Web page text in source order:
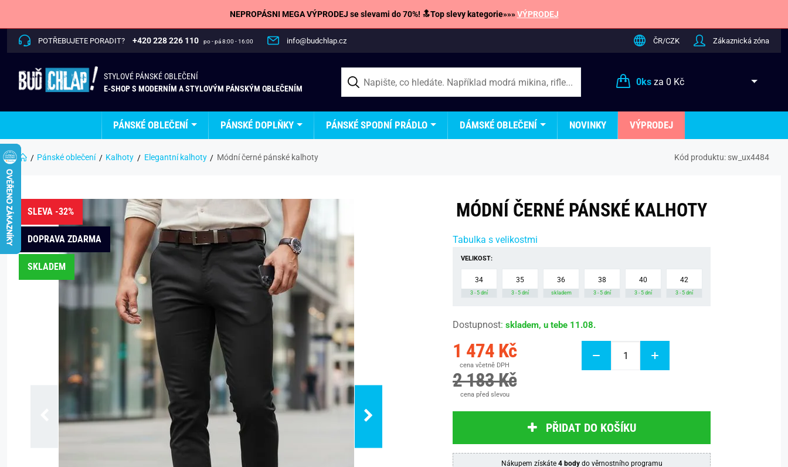
NEPROPÁSNI MEGA VÝPRODEJ se slevami do 70%! 🔝Top slevy kategorie»»»VÝPRODEJ
POTŘEBUJETE PORADIT? +420 228 226 110 po - pá 8:00 - 16:00 info@budchlap.cz ČR/CZK Zákaznická zóna
STYLOVÉ PÁNSKÉ OBLEČENÍ
E-SHOP S MODERNÍM A STYLOVÝM PÁNSKÝM OBLEČENÍM
0ksza 0 Kč
PÁNSKÉ OBLEČENÍ PÁNSKÉ DOPLŇKY PÁNSKÉ SPODNÍ PRÁDLO DÁMSKÉ OBLEČENÍ NOVINKY VÝPRODEJ
Pánské oblečení Kalhoty Elegantní kalhoty Módní černé pánské kalhoty Kód produktu: sw_ux4484
SLEVA -32%
DOPRAVA ZDARMA
SKLADEM
MÓDNÍ ČERNÉ PÁNSKÉ KALHOTY
Tabulka s velikostmi
VELIKOST:
34
3 - 5 dní
35
3 - 5 dní
36
skladem
38
3 - 5 dní
40
3 - 5 dní
42
3 - 5 dní
Dostupnost: skladem, u tebe 11.08.
1 474 Kč
cena včetně DPH
2 183 Kč
cena před slevou
PŘIDAT DO KOŠÍKU
Nákupem získáte 4 bodydo věrnostního programu